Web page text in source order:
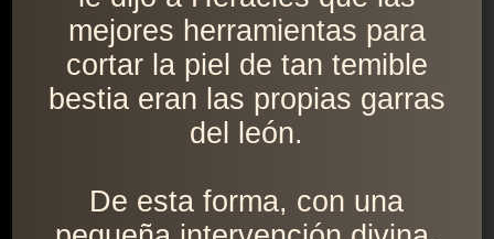
mejores herramientas para
cortar la piel de tan temible
bestia eran las propias garras
del león.
De esta forma, con una